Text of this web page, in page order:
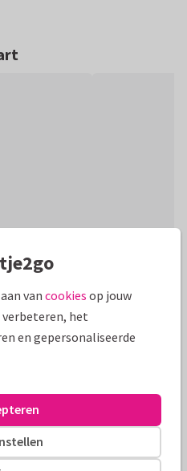
de beste badmeester! Met
naar wens aan te
- by Lidy
van cookies op jouw
het
en gepersonaliseerde